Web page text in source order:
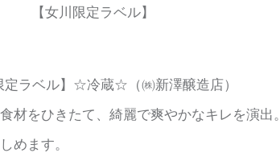
【女川限定ラベル】
定ラベル】☆冷蔵☆（㈱新澤醸造店）
材をひきたて、綺麗で爽やかなキレを演出。
めます。